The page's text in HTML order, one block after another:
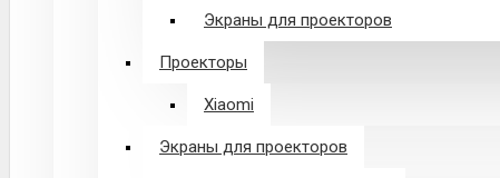
Экраны для проекторов
Проекторы
Xiaomi
Экраны для проекторов